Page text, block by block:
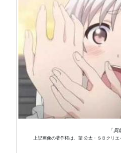
「異
上記画像の著作権は、望 公太・ＳＢクリエ